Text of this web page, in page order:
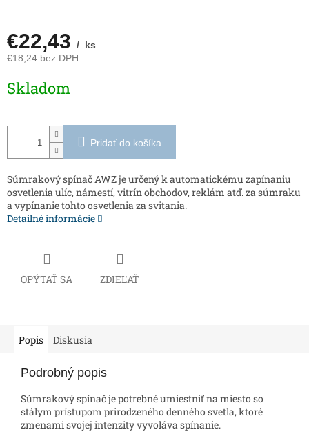
€22,43 / ks
€18,24 bez DPH
cena:
Skladom
Pridať do košíka
Súmrakový spínač AWZ je určený k automatickému zapínaniu
osvetlenia ulíc, námestí, vitrín obchodov, reklám atď. za súmraku
a vypínanie tohto osvetlenia za svitania.
Detailné informácie
OPÝTAŤ SA ZDIEĽAŤ
Popis Diskusia
Podrobný popis
Súmrakový spínač je potrebné umiestniť na miesto so
stálym prístupom prirodzeného denného svetla, ktoré
zmenami svojej intenzity vyvoláva spínanie.